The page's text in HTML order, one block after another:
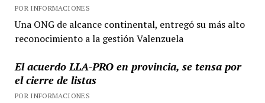
POR INFORMACIONES
Una ONG de alcance continental, entregó su más alto
reconocimiento a la gestión Valenzuela
El acuerdo LLA-PRO en provincia, se tensa por
el cierre de listas
POR INFORMACIONES